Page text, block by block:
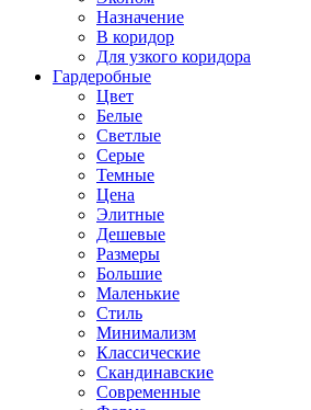
Назначение
В коридор
Для узкого коридора
Гардеробные
Цвет
Белые
Светлые
Серые
Темные
Цена
Элитные
Дешевые
Размеры
Большие
Маленькие
Стиль
Минимализм
Классические
Скандинавские
Современные